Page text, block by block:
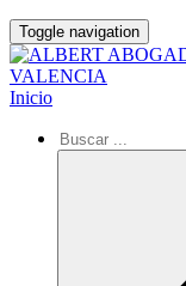
Toggle navigation
Inicio